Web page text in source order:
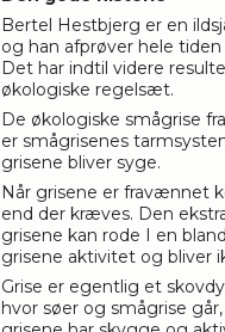
Bertel Hestbjerg er en
og han afprøver hele
Det har indtil videre
økologiske regelsæt.
De økologiske smågrise
er smågrisenes
grisene bliver syge.
Når grisene er fravænnet
end der kræves. Den
grisene kan rode I en
grisene aktivitet og bliver
Grise er egentlig et
hvor søer og smågrise